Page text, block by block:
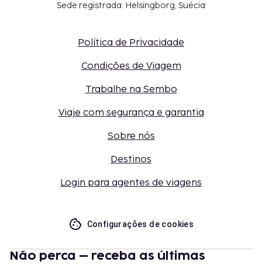
Sede registrada: Helsingborg, Suécia
Política de Privacidade
Condições de Viagem
Trabalhe na Sembo
Viaje com segurança e garantia
Sobre nós
Destinos
Login para agentes de viagens
Configurações de cookies
Não perca – receba as últimas